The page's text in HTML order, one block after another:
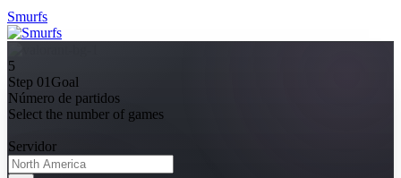
Smurfs
5
Step 01 Goal
Número de partidos
Select the number of games
Servidor